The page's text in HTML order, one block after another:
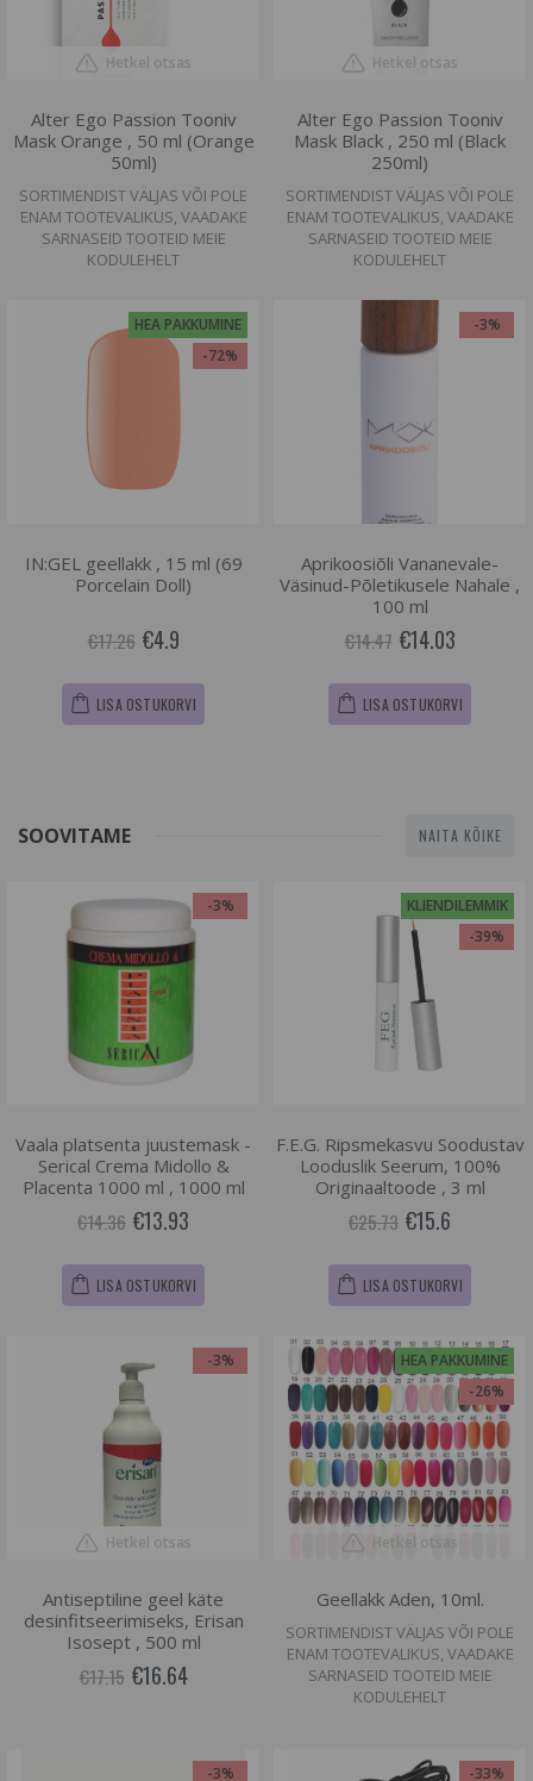
Hetkel otsas
Alter Ego Passion Tooniv
Mask Orange , 50 ml (Orange
50ml)
SORTIMENDIST VÄLJAS VÕI POLE
ENAM TOOTEVALIKUS, VAADAKE
SARNASEID TOOTEID MEIE
KODULEHELT
Hetkel otsas
Alter Ego Passion Tooniv
Mask Black , 250 ml (Black
250ml)
SORTIMENDIST VÄLJAS VÕI POLE
ENAM TOOTEVALIKUS, VAADAKE
SARNASEID TOOTEID MEIE
KODULEHELT
HEA PAKKUMINE
-72%
IN:GEL geellakk , 15 ml (69
Porcelain Doll)
€17.26 €4.9
LISA OSTUKORVI
-3%
Aprikoosiõli Vananevale-
Väsinud-Põletikusele Nahale ,
100 ml
€14.47 €14.03
LISA OSTUKORVI
SOOVITAME NAITA KÕIKE
-3%
Vaala platsenta juustemask -
Serical Crema Midollo &
Placenta 1000 ml , 1000 ml
€14.36 €13.93
LISA OSTUKORVI
KLIENDILEMMIK
-39%
F.E.G. Ripsmekasvu Soodustav
Looduslik Seerum, 100%
Originaaltoode , 3 ml
€25.73 €15.6
LISA OSTUKORVI
-3%
Hetkel otsas
Antiseptiline geel käte
desinfitseerimiseks, Erisan
Isosept , 500 ml
€17.15 €16.64
HEA PAKKUMINE
-26%
Hetkel otsas
Geellakk Aden, 10ml.
SORTIMENDIST VÄLJAS VÕI POLE
ENAM TOOTEVALIKUS, VAADAKE
SARNASEID TOOTEID MEIE
KODULEHELT
-3% -33%